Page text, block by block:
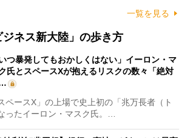
一覧を見る
ネス新大陸」の歩き方
いつ暴発してもおかしくはない」イーロン・マ
氏とスペースXが抱えるリスクの数々「絶対
ースX」の上場で史上初の「兆万長者（ト
ったイーロン・マスク氏。…